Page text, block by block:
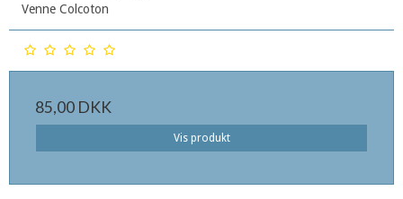
Venne Colcoton
85,00 DKK
Vis produkt